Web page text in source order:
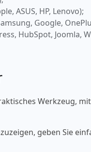
ASUS, HP, Lenovo);
Google,
HubSpot, Joomla,
Werkzeug,
geben Sie